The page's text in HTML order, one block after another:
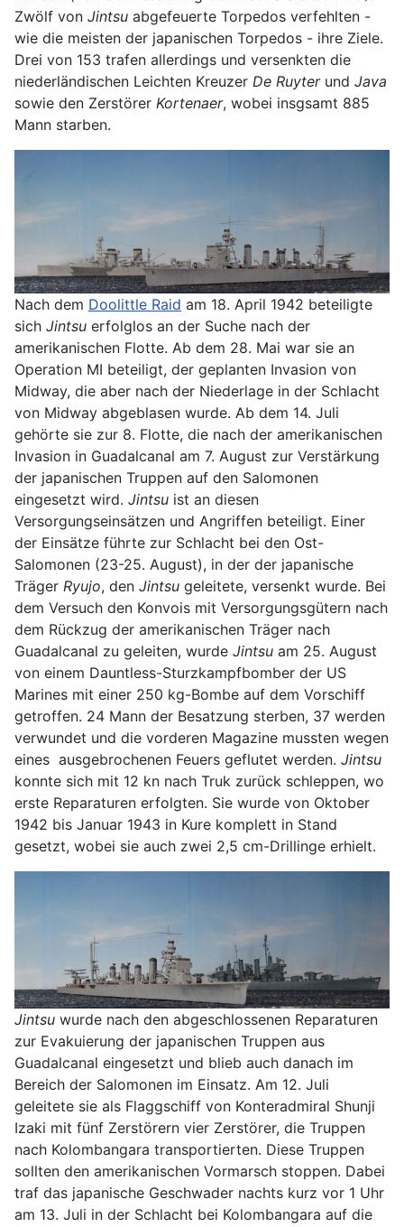
Zwölf von Jintsu abgefeuerte Torpedos verfehlten -
wie die meisten der japanischen Torpedos - ihre Ziele.
Drei von 153 trafen allerdings und versenkten die
niederländischen Leichten Kreuzer De Ruyterund Java
sowie den Zerstörer Kortenaer, wobei insgsamt 885
Mann starben.
Nach dem Doolittle Raid am 18. April 1942 beteiligte
sich Jintsu erfolglos an der Suche nach der
amerikanischen Flotte. Ab dem 28. Mai war sie an
Operation MI beteiligt, der geplanten Invasion von
Midway, die aber nach der Niederlage in der Schlacht
von Midway abgeblasen wurde. Ab dem 14. Juli
gehörte sie zur 8. Flotte, die nach der amerikanischen
Invasion in Guadalcanal am 7. August zur Verstärkung
der japanischen Truppen auf den Salomonen
eingesetzt wird. Jintsu ist an diesen
Versorgungseinsätzen und Angriffen beteiligt. Einer
der Einsätze führte zur Schlacht bei den Ost-
Salomonen (23-25. August), in der der japanische
Träger Ryujo, den Jintsu geleitete, versenkt wurde. Bei
dem Versuch den Konvois mit Versorgungsgütern nach
dem Rückzug der amerikanischen Träger nach
Guadalcanal zu geleiten, wurde Jintsu am 25. August
von einem Dauntless-Sturzkampfbomber der US
Marines mit einer 250 kg-Bombe auf dem Vorschiff
getroffen. 24 Mann der Besatzung sterben, 37 werden
verwundet und die vorderen Magazine mussten wegen
eines ausgebrochenen Feuers geflutet werden. Jintsu
konnte sich mit 12 kn nach Truk zurück schleppen, wo
erste Reparaturen erfolgten. Sie wurde von Oktober
1942 bis Januar 1943 in Kure komplett in Stand
gesetzt, wobei sie auch zwei 2,5 cm-Drillinge erhielt.
Jintsu wurde nach den abgeschlossenen Reparaturen
zur Evakuierung der japanischen Truppen aus
Guadalcanal eingesetzt und blieb auch danach im
Bereich der Salomonen im Einsatz. Am 12. Juli
geleitete sie als Flaggschiff von Konteradmiral Shunji
Izaki mit fünf Zerstörern vier Zerstörer, die Truppen
nach Kolombangara transportierten. Diese Truppen
sollten den amerikanischen Vormarsch stoppen. Dabei
traf das japanische Geschwader nachts kurz vor 1 Uhr
am 13. Juli in der Schlacht bei Kolombangara auf die